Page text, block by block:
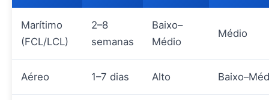
Marítimo
(FCL/LCL)
2–8
semanas
Baixo–
Médio
Médio
Aéreo 1–7 dias Alto